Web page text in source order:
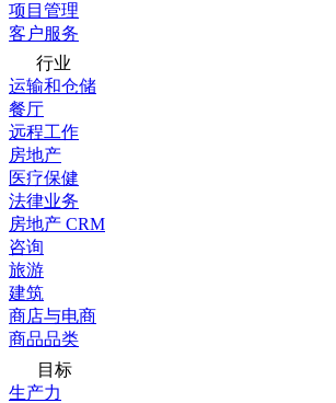
项目管理
客户服务
行业
运输和仓储
餐厅
远程工作
房地产
医疗保健
法律业务
房地产 CRM
咨询
旅游
建筑
商店与电商
商品品类
目标
生产力